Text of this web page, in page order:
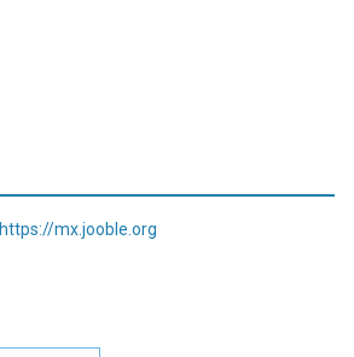
https://mx.jooble.org